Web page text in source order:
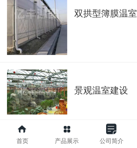
双拱型簿膜温室
景观温室建设
首页 产品展示 公司简介